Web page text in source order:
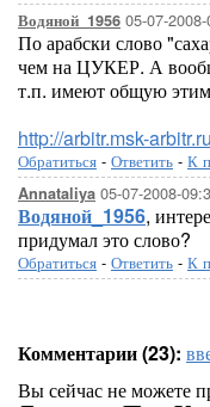
Водяной_1956 05-07-
По арабски слово
чем на ЦУКЕР. А
т.п. имеют общую
http://arbitr.msk-
Обратиться - Ответить - К
Annataliya 05-07-2008-
Водяной_1956,
придумал это слово?
Обратиться - Ответить - К
Комментарии (23):
Вы сейчас не можете